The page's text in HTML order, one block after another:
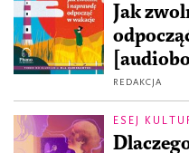
Jak
REDAKCJA
ESEJ